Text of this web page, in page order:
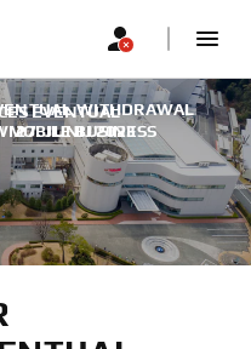
EVENTUAL
BUSINESS
WITHDRAWAL
| 27. JUNIJ 2023